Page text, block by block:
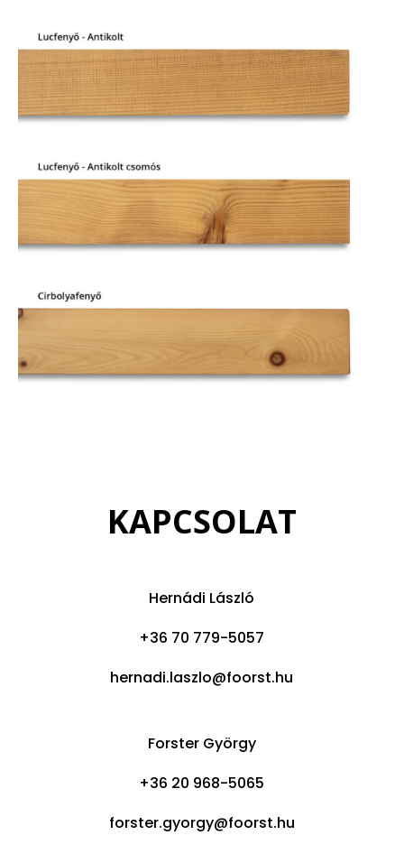
KAPCSOLAT
Hernádi László
+36 70 779-5057
hernadi.laszlo@foorst.hu
Forster György
+36 20 968-5065
forster.gyorgy@foorst.hu